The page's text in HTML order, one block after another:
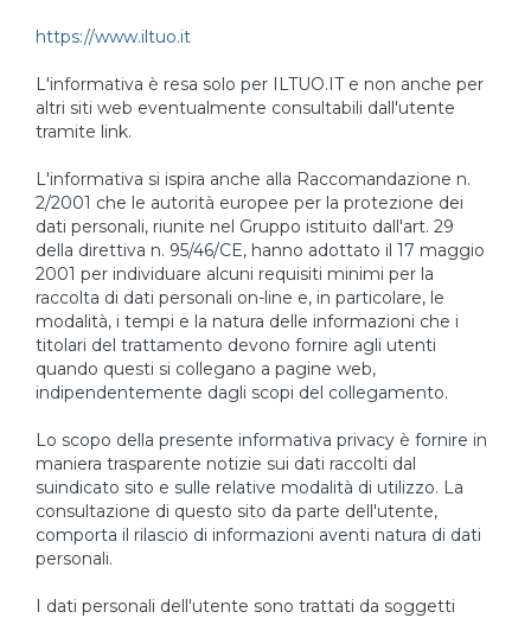
https://www.iltuo.it
L'informativa è resa solo per ILTUO.IT e non anche per
altri siti web eventualmente consultabili dall'utente
tramite link.
L'informativa si ispira anche alla Raccomandazione n.
2/2001 che le autorità europee per la protezione dei
dati personali, riunite nel Gruppo istituito dall'art. 29
della direttiva n. 95/46/CE, hanno adottato il 17 maggio
2001 per individuare alcuni requisiti minimi per la
raccolta di dati personali on-line e, in particolare, le
modalità, i tempi e la natura delle informazioni che i
titolari del trattamento devono fornire agli utenti
quando questi si collegano a pagine web,
indipendentemente dagli scopi del collegamento.
Lo scopo della presente informativa privacy è fornire in
maniera trasparente notizie sui dati raccolti dal
suindicato sito e sulle relative modalità di utilizzo. La
consultazione di questo sito da parte dell'utente,
comporta il rilascio di informazioni aventi natura di dati
personali.
I dati personali dell'utente sono trattati da soggetti